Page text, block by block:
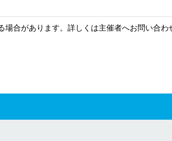
合があります。詳しくは主催者へお問い合わ